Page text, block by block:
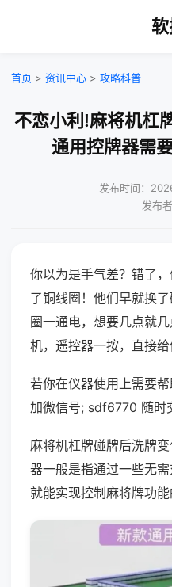
软
首页 > 资讯中心 > 攻略科普
不恋小利!麻将机杠
通用控牌器需
发布时间：
发布
你以为是手气差？错了
了铜线圈！他们早就换
圈一通电，想要几点就
机，遥控器一按，直接给
若你在仪器使用上需要
加微信号; sdf6770 随时
麻将机杠牌碰牌后洗牌
器一般是指通过一些无
就能实现控制麻将牌功能